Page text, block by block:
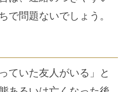
で問題ないでしょう。
ていた友人がいる」と